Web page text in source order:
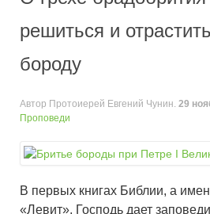
решиться и
бороду
Автор Протоиерей Евгений Чунин. 29
Проповеди
В первых книгах Библии, а
«Левит», Господь дает